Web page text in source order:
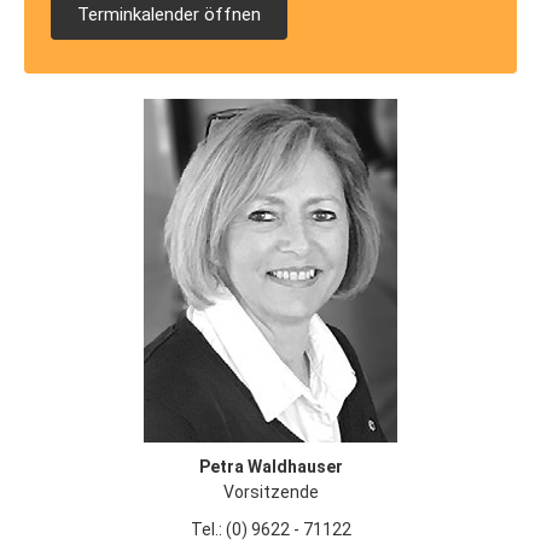
Terminkalender öffnen
Petra Waldhauser
Vorsitzende
Tel.: (0) 9622 - 71122